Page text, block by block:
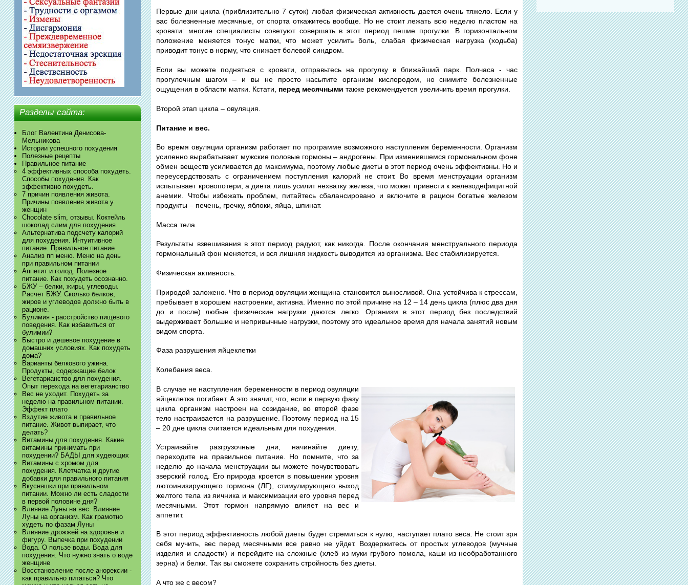
Разделы сайта:
Блог Валентина Денисова-
Мельникова
Истории успешного похудения
Полезные рецепты
Правильное питание
4 эффективных способа похудеть.
Способы похудения. Как
эффективно похудеть.
7 причин появления живота.
Причины появления живота у
женщин
Chocolate slim, отзывы. Коктейль
шоколад слим для похудения.
Альтернатива подсчету калорий
для похудения. Интуитивное
питание. Правильное питание
Анализ пп меню. Меню на день
при правильном питании
Аппетит и голод. Полезное
питание. Как похудеть осознанно.
БЖУ – белки, жиры, углеводы.
Расчет БЖУ. Сколько белков,
жиров и углеводов должно быть в
рационе.
Булимия - расстройство пищевого
поведения. Как избавиться от
булимии?
Быстро и дешевое похудение в
домашних условиях. Как похудеть
дома?
Варианты белкового ужина.
Продукты, содержащие белок
Вегетарианство для похудения.
Опыт перехода на вегетарианство
Вес не уходит. Похудеть за
неделю на правильном питании.
Эффект плато
Вздутие живота и правильное
питание. Живот выпирает, что
делать?
Витамины для похудения. Какие
витамины принимать при
похудении? БАДЫ для худеющих
Витамины с хромом для
похудения. Клетчатка и другие
добавки для правильного питания
Вкусняшки при правильном
питании. Можно ли есть сладости
в первой половине дня?
Влияние Луны на вес. Влияние
Луны на организм. Как грамотно
худеть по фазам Луны
Влияние дрожжей на здоровье и
фигуру. Выпечка при похудении
Вода. О пользе воды. Вода для
похудения. Что нужно знать о воде
женщине
Восстановление после анорексии -
как правильно питаться? Что
Первые дни цикла (приблизительно 7 суток) любая физическая активность дается очень тяжело. Если у
вас болезненные месячные, от спорта откажитесь вообще. Но не стоит лежать всю неделю пластом на
кровати: многие специалисты советуют совершать в этот период пешие прогулки. В горизонтальном
положение меняется тонус матки, что может усилить боль, слабая физическая нагрузка (ходьба)
приводит тонус в норму, что снижает болевой синдром.
Если вы можете подняться с кровати, отправьтесь на прогулку в ближайший парк. Полчаса - час
прогулочным шагом – и вы не просто насытите организм кислородом, но снимите болезненные
ощущения в области матки. Кстати, перед месячными также рекомендуется увеличить время прогулки.
Второй этап цикла – овуляция.
Питание и вес.
Во время овуляции организм работает по программе возможного наступления беременности. Организм
усиленно вырабатывает мужские половые гормоны – андрогены. При изменившемся гормональном фоне
обмен веществ усиливается до максимума, поэтому любые диеты в этот период очень эффективны. Но и
переусердствовать с ограничением поступления калорий не стоит. Во время менструации организм
испытывает кровопотери, а диета лишь усилит нехватку железа, что может привести к железодефицитной
анемии. Чтобы избежать проблем, питайтесь сбалансировано и включите в рацион богатые железом
продукты – печень, гречку, яблоки, яйца, шпинат.
Масса тела.
Результаты взвешивания в этот период радуют, как никогда. После окончания менструального периода
гормональный фон меняется, и вся лишняя жидкость выводится из организма. Вес стабилизируется.
Физическая активность.
Природой заложено. Что в период овуляции женщина становится выносливой. Она устойчива к стрессам,
пребывает в хорошем настроении, активна. Именно по этой причине на 12 – 14 день цикла (плюс два дня
до и после) любые физические нагрузки даются легко. Организм в этот период без последствий
выдерживает большие и непривычные нагрузки, поэтому это идеальное время для начала занятий новым
видом спорта.
Фаза разрушения яйцеклетки
Колебания веса.
В случае не наступления беременности в период овуляции
яйцеклетка погибает. А это значит, что, если в первую фазу
цикла организм настроен на созидание, во второй фазе
тело настраивается на разрушение. Поэтому период на 15
– 20 дне цикла считается идеальным для похудения.
Устраивайте разгрузочные дни, начинайте диету,
переходите на правильное питание. Но помните, что за
неделю до начала менструации вы можете почувствовать
зверский голод. Его природа кроется в повышении уровня
лютоинизирующего гормона (ЛГ), стимулирующего выход
желтого тела из яичника и максимизации его уровня перед
месячными. Этот гормон напрямую влияет на вес и
аппетит.
В этот период эффективность любой диеты будет стремиться к нулю, наступает плато веса. Не стоит зря
себя мучить, вес перед месячными все равно не уйдет. Воздержитесь от простых углеводов (мучные
изделия и сладости) и перейдите на сложные (хлеб из муки грубого помола, каши из необработанного
зерна) и белки. Так вы сможете сохранить стройность без диеты.
А что же с весом?